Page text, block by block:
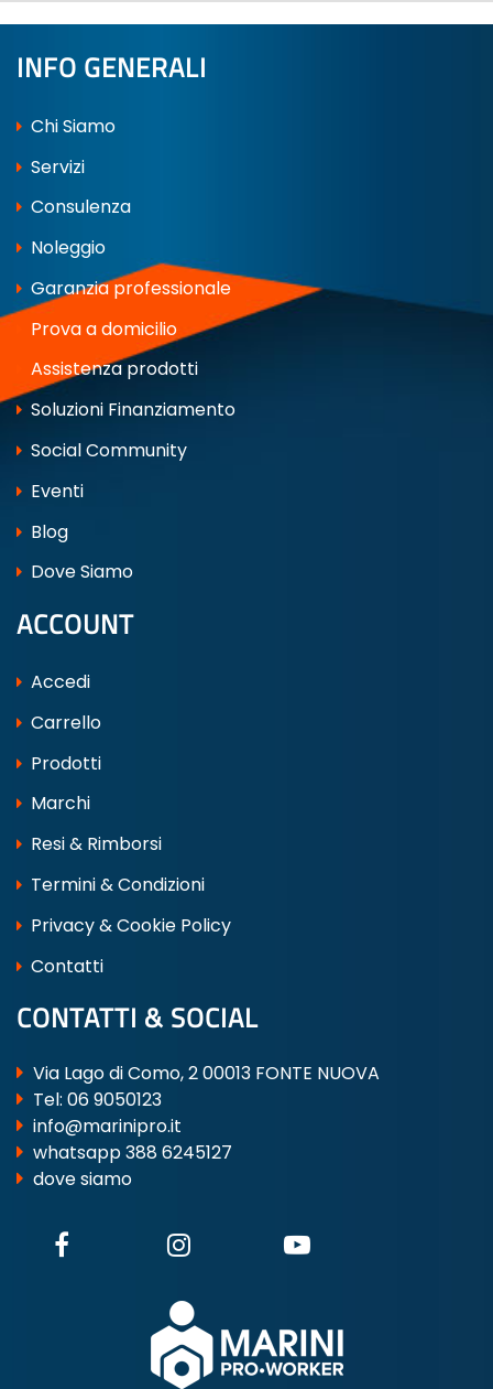
INFO GENERALI
Chi Siamo
Servizi
Consulenza
Noleggio
Garanzia professionale
Prova a domicilio
Assistenza prodotti
Soluzioni Finanziamento
Social Community
Eventi
Blog
Dove Siamo
ACCOUNT
Accedi
Carrello
Prodotti
Marchi
Resi & Rimborsi
Termini & Condizioni
Privacy & Cookie Policy
Contatti
CONTATTI & SOCIAL
Via Lago di Como, 2 00013 FONTE NUOVA
Tel: 06 9050123
info@marinipro.it
whatsapp 388 6245127
dove siamo